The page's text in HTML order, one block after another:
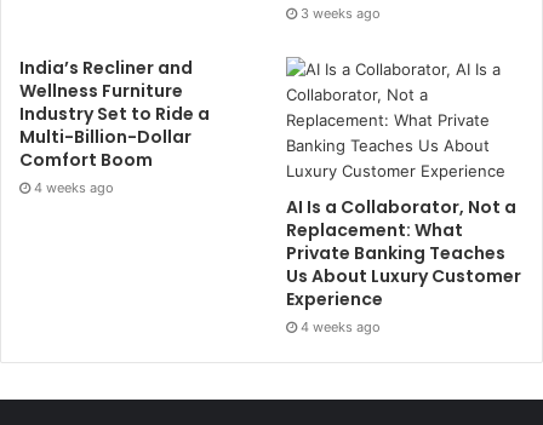
3 weeks ago
India’s Recliner and
Wellness Furniture
Industry Set to Ride a
Multi-Billion-Dollar
Comfort Boom
4 weeks ago
AI Is a Collaborator, Not a
Replacement: What
Private Banking Teaches
Us About Luxury Customer
Experience
4 weeks ago